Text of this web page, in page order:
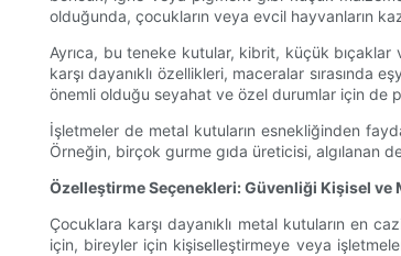
olduğunda, çocukların veya evcil hayvanların
Ayrıca, bu teneke kutular, kibrit, küçük bıçaklar
karşı dayanıklı özellikleri, maceralar sırasında
önemli olduğu seyahat ve özel durumlar için de
İşletmeler de metal kutuların esnekliğinden
Örneğin, birçok gurme gıda üreticisi, algılanan
Özelleştirme Seçenekleri: Güvenliği Kişisel ve
Çocuklara karşı dayanıklı metal kutuların en
için, bireyler için kişiselleştirmeye veya